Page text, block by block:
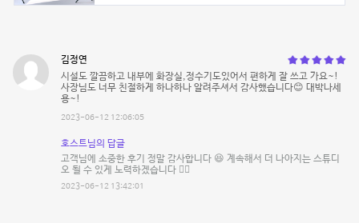
김정연
시설도 깔끔하고 내부에 화장실,정수기도있어서 편하게 잘 쓰고 가요~!
사장님도 너무 친절하게 하나하나 알려주셔서 감사했습니다😊 대박나세
용~!
2023-06-12 12:06:05
호스트님의 답글
고객님에 소중한 후기 정말 감사합니다 😆 계속해서 더 나아지는 스튜디
오 될 수 있게 노력하겠습니다 🙇‍♂️
2023-06-12 13:42:01